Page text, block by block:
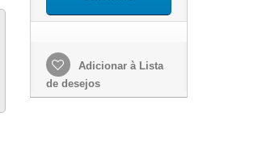
Adicionar à Lista
de desejos